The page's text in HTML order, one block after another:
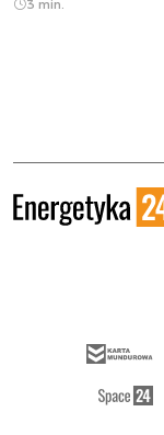
3 min.